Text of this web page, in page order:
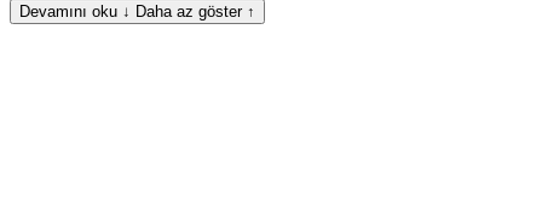
Devamını oku ↓ Daha az göster ↑